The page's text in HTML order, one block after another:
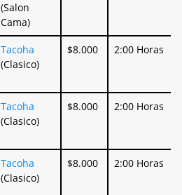
(Salon
Cama)
Tacoha
(Clasico)
$8.000 2:00 Horas
Tacoha
(Clasico)
$8.000 2:00 Horas
Tacoha
(Clasico)
$8.000 2:00 Horas